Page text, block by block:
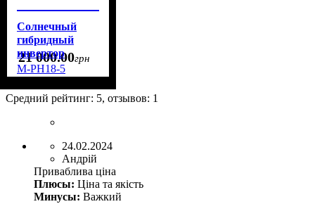
Солнечный
гибридный
инвертор
MUST PH18-
5248 PRO
M-PH18-5
21 000.00грн
Средний рейтинг: 5, отзывов: 1
24.02.2024
Андрій
Приваблива ціна
Плюсы: Ціна та якість
Минусы: Важкий